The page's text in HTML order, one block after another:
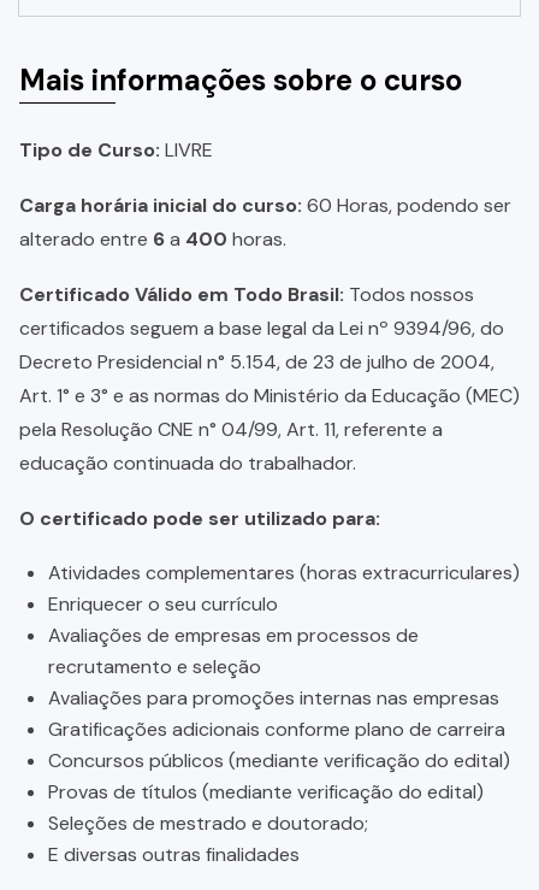
Mais informações sobre o curso
Tipo de Curso: LIVRE
Carga horária inicial do curso: 60 Horas, podendo ser
alterado entre 6a 400 horas.
Certificado Válido em Todo Brasil: Todos nossos
certificados seguem a base legal da Lei nº 9394/96, do
Decreto Presidencial n° 5.154, de 23 de julho de 2004,
Art. 1° e 3° e as normas do Ministério da Educação (MEC)
pela Resolução CNE n° 04/99, Art. 11, referente a
educação continuada do trabalhador.
O certificado pode ser utilizado para:
Atividades complementares (horas extracurriculares)
Enriquecer o seu currículo
Avaliações de empresas em processos de
recrutamento e seleção
Avaliações para promoções internas nas empresas
Gratificações adicionais conforme plano de carreira
Concursos públicos (mediante verificação do edital)
Provas de títulos (mediante verificação do edital)
Seleções de mestrado e doutorado;
E diversas outras finalidades